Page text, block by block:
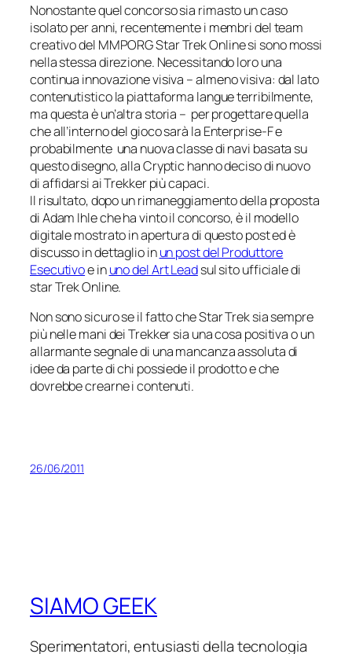
Nonostante quel concorso sia rimasto un caso
isolato per anni, recentemente i membri del team
creativo del MMPORGStar Trek Onlinesi sono mossi
nella stessa direzione. Necessitando loro una
continua innovazione visiva –almenovisiva: dal lato
contenutistico la piattaforma langue terribilmente,
ma questa è un’altra storia – per progettare quella
che all’interno del gioco sarà la Enterprise-Fe
probabilmente una nuova classe di navi basata su
questo disegno, alla Cryptic hanno deciso di nuovo
di affidarsi ai Trekker più capaci.
Il risultato, dopo un rimaneggiamento della proposta
di Adam Ihle che ha vinto il concorso, è il modello
digitale mostrato in apertura di questo post ed è
discusso in dettaglio inun post del Produttore
Esecutivoe inuno del Art Leadsul sito ufficiale di
star Trek Online.
Non sono sicuro se il fatto cheStar Treksia sempre
più nelle mani dei Trekker sia una cosa positiva o un
allarmante segnale di una mancanza assoluta di
idee da parte di chi possiede il prodotto e che
dovrebbe crearne i contenuti.
26/06/2011
SIAMO GEEK
Sperimentatori, entusiasti della tecnologia